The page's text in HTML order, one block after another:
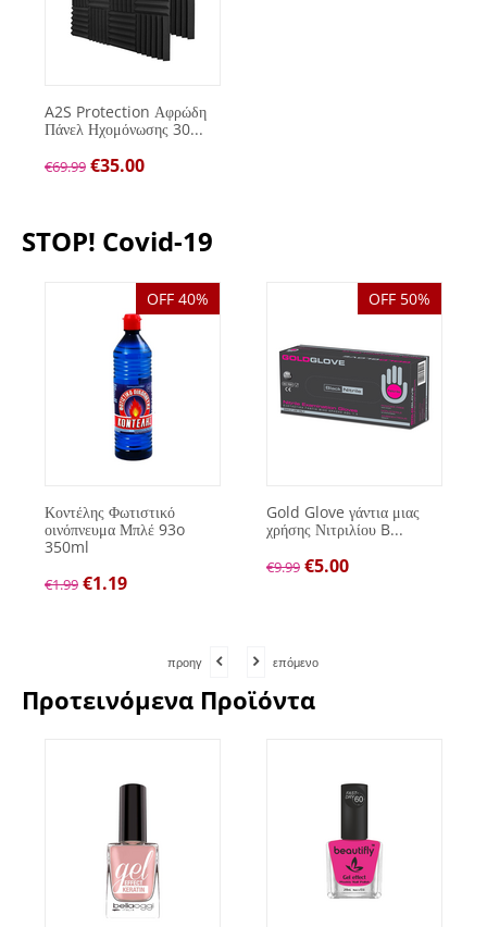
A2S Protection Αφρώδη
Πάνελ Ηχομόνωσης 30...
€69.99 €35.00
STOP! Covid-19
OFF 40%
Κοντέλης Φωτιστικό
οινόπνευμα Μπλέ 93o
350ml
€1.99 €1.19
OFF 50%
Gold Glove γάντια μιας
χρήσης Νιτριλίου B...
€9.99 €5.00
προηγ επόμενο
Προτεινόμενα Προϊόντα